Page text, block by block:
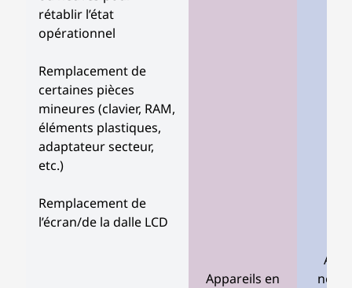
rétablir l’état
opérationnel
Remplacement de
certaines pièces
mineures (clavier, RAM,
éléments plastiques,
adaptateur secteur,
etc.)
Remplacement de
l’écran/de la dalle LCD
Appareils en